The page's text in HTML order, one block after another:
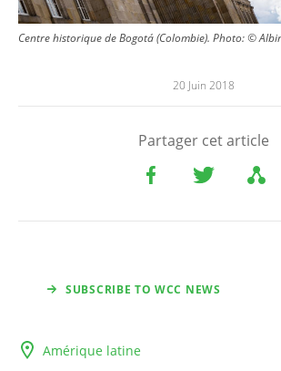
Centre historique de Bogotá (Colombie). Photo: ©
20 Juin 2018
Partager cet article
SUBSCRIBE TO WCC NEWS
Amérique latine